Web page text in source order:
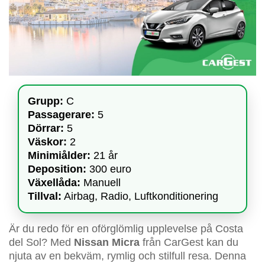
Grupp: C
Passagerare: 5
Dörrar: 5
Väskor: 2
Minimiålder: 21 år
Deposition: 300 euro
Växellåda: Manuell
Tillval: Airbag, Radio, Luftkonditionering
Är du redo för en oförglömlig upplevelse på Costa
del Sol? Med Nissan Micra från CarGest kan du
njuta av en bekväm, rymlig och stilfull resa. Denna